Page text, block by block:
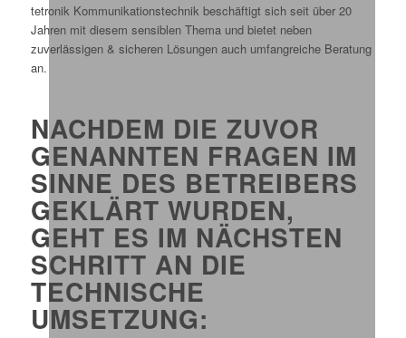
tetronik Kommunikationstechnik beschäftigt sich seit über 20
Jahren mit diesem sensiblen Thema und bietet neben
zuverlässigen & sicheren Lösungen auch umfangreiche Beratung
an.
NACHDEM DIE ZUVOR
GENANNTEN FRAGEN IM
SINNE DES BETREIBERS
GEKLÄRT WURDEN,
GEHT ES IM NÄCHSTEN
SCHRITT AN DIE
TECHNISCHE
UMSETZUNG: